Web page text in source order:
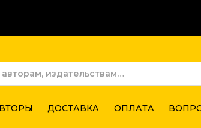
ДОСТАВКА ОПЛАТА